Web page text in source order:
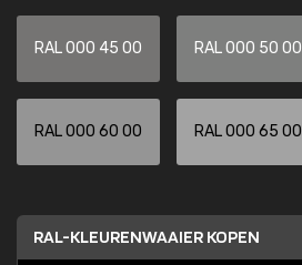
RAL 000 45 00 RAL 000 50 00
RAL 000 60 00 RAL 000 65 00
RAL-KLEURENWAAIER KOPEN